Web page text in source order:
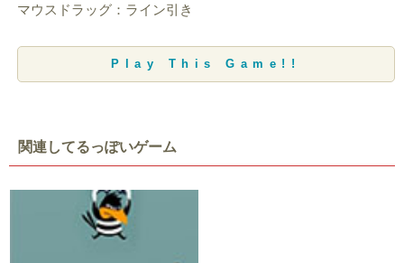
マウスドラッグ：ライン引き
Play This Game!!
関連してるっぽいゲーム